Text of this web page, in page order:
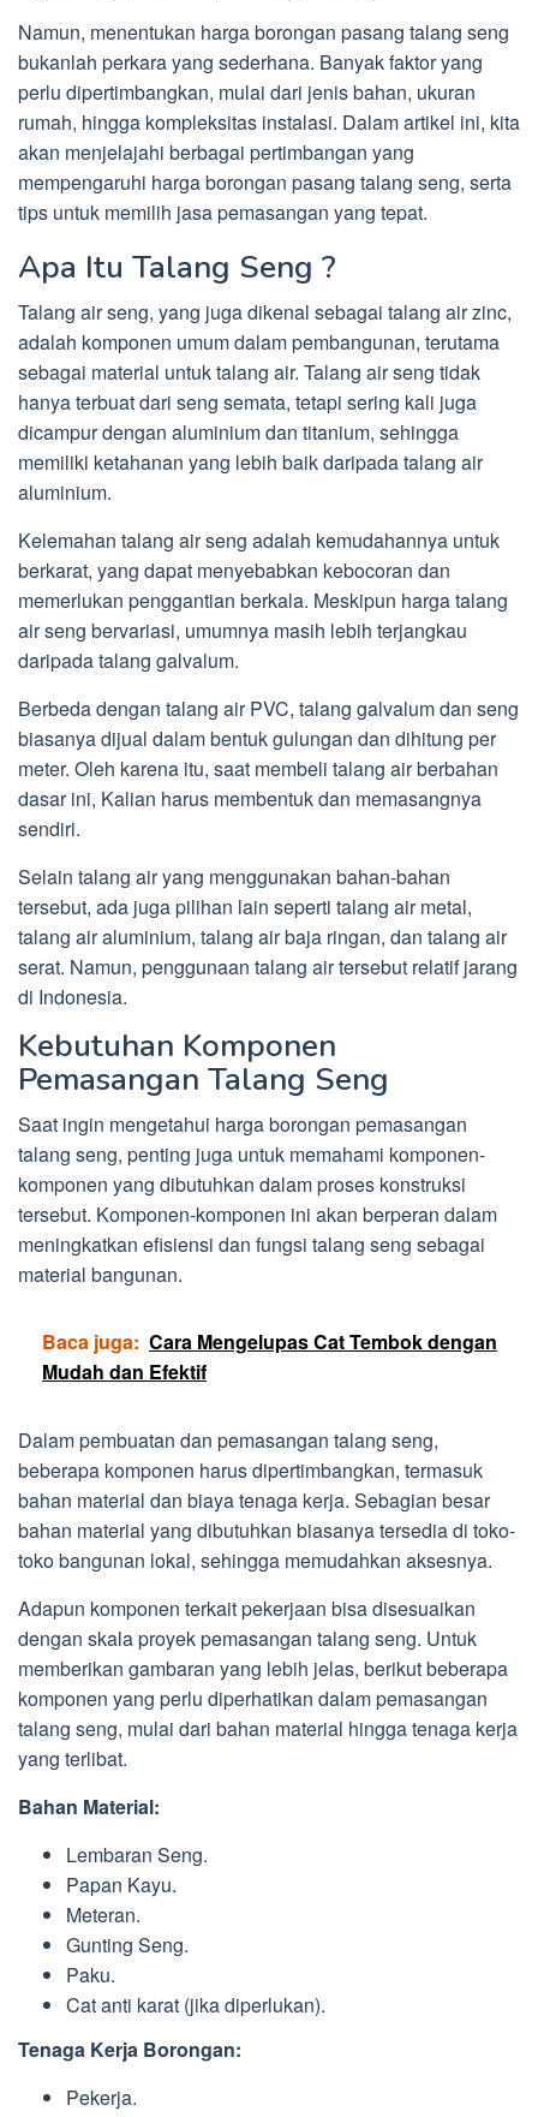
Namun, menentukan harga borongan pasang talang seng
bukanlah perkara yang sederhana. Banyak faktor yang
perlu dipertimbangkan, mulai dari jenis bahan, ukuran
rumah, hingga kompleksitas instalasi. Dalam artikel ini, kita
akan menjelajahi berbagai pertimbangan yang
mempengaruhi harga borongan pasang talang seng, serta
tips untuk memilih jasa pemasangan yang tepat.
Apa Itu Talang Seng ?
Talang air seng, yang juga dikenal sebagai talang air zinc,
adalah komponen umum dalam pembangunan, terutama
sebagai material untuk talang air. Talang air seng tidak
hanya terbuat dari seng semata, tetapi sering kali juga
dicampur dengan aluminium dan titanium, sehingga
memiliki ketahanan yang lebih baik daripada talang air
aluminium.
Kelemahan talang air seng adalah kemudahannya untuk
berkarat, yang dapat menyebabkan kebocoran dan
memerlukan penggantian berkala. Meskipun harga talang
air seng bervariasi, umumnya masih lebih terjangkau
daripada talang galvalum.
Berbeda dengan talang air PVC, talang galvalum dan seng
biasanya dijual dalam bentuk gulungan dan dihitung per
meter. Oleh karena itu, saat membeli talang air berbahan
dasar ini, Kalian harus membentuk dan memasangnya
sendiri.
Selain talang air yang menggunakan bahan-bahan
tersebut, ada juga pilihan lain seperti talang air metal,
talang air aluminium, talang air baja ringan, dan talang air
serat. Namun, penggunaan talang air tersebut relatif jarang
di Indonesia.
Kebutuhan Komponen
Pemasangan Talang Seng
Saat ingin mengetahui harga borongan pemasangan
talang seng, penting juga untuk memahami komponen-
komponen yang dibutuhkan dalam proses konstruksi
tersebut. Komponen-komponen ini akan berperan dalam
meningkatkan efisiensi dan fungsi talang seng sebagai
material bangunan.
Baca juga: Cara Mengelupas Cat Tembok dengan
Mudah dan Efektif
Dalam pembuatan dan pemasangan talang seng,
beberapa komponen harus dipertimbangkan, termasuk
bahan material dan biaya tenaga kerja. Sebagian besar
bahan material yang dibutuhkan biasanya tersedia di toko-
toko bangunan lokal, sehingga memudahkan aksesnya.
Adapun komponen terkait pekerjaan bisa disesuaikan
dengan skala proyek pemasangan talang seng. Untuk
memberikan gambaran yang lebih jelas, berikut beberapa
komponen yang perlu diperhatikan dalam pemasangan
talang seng, mulai dari bahan material hingga tenaga kerja
yang terlibat.
Bahan Material:
Lembaran Seng.
Papan Kayu.
Meteran.
Gunting Seng.
Paku.
Cat anti karat (jika diperlukan).
Tenaga Kerja Borongan:
Pekerja.